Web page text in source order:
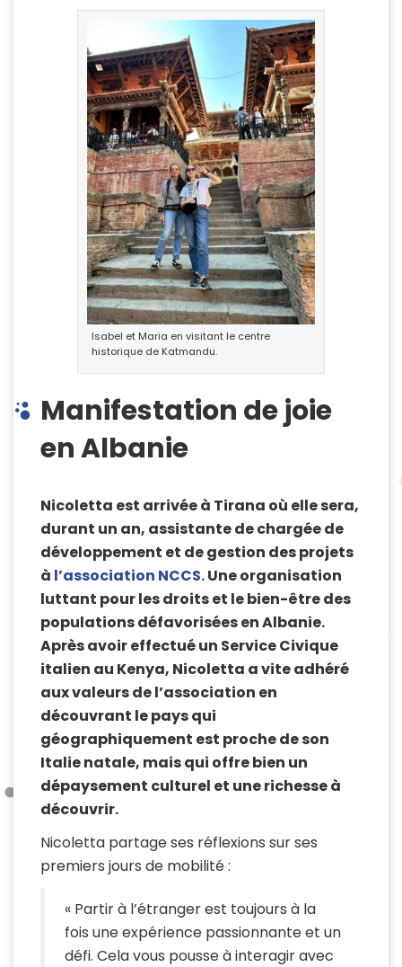
Isabel et Maria en visitant le centre
historique de Katmandu.
Manifestation de joie
en Albanie
Nicoletta est arrivée à Tirana où elle sera,
durant un an, assistante de chargée de
développement et de gestion des projets
à l’association NCCS.Une organisation
luttant pour les droits et le bien-être des
populations défavorisées en Albanie.
Après avoir effectué un Service Civique
italien au Kenya, Nicoletta a vite adhéré
aux valeurs de l’association en
découvrant le pays qui
géographiquement est proche de son
Italie natale, mais qui offre bien un
dépaysement culturel et une richesse à
découvrir.
Nicoletta partage ses réflexions sur ses
premiers jours de mobilité :
« Partir à l’étranger est toujours à la
fois une expérience passionnante et un
défi. Cela vous pousse à interagir avec